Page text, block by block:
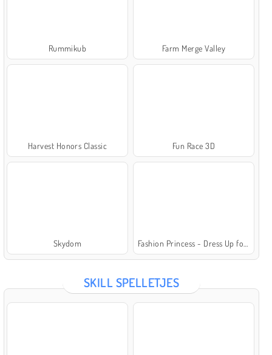
Rummikub Farm Merge Valley
Harvest Honors Classic Fun Race 3D
Skydom Fashion Princess - Dress Up for Girls
SKILL SPELLETJES